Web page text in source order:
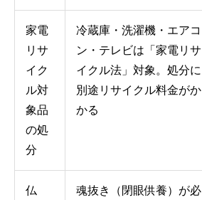
家電
リサ
イク
ル対
象品
の処
分
冷蔵庫・洗濯機・エアコ
ン・テレビは「家電リサ
イクル法」対象。処分に
別途リサイクル料金がか
かる
仏 魂抜き（閉眼供養）が必